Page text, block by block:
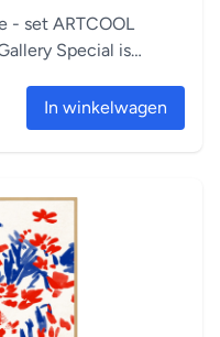
- set ARTCOOL
Special is
In winkelwagen